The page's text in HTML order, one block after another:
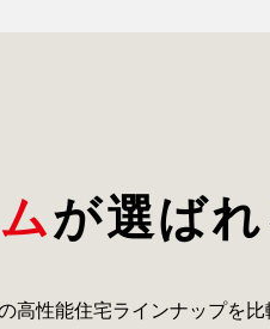
が選ば
高性能住宅ラインナップを